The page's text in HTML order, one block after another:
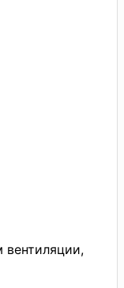
вентиляции,